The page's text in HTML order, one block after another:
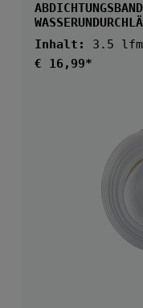
Inhalt: 3.5 lfm
Regulärer Preis:
€ 16,99*